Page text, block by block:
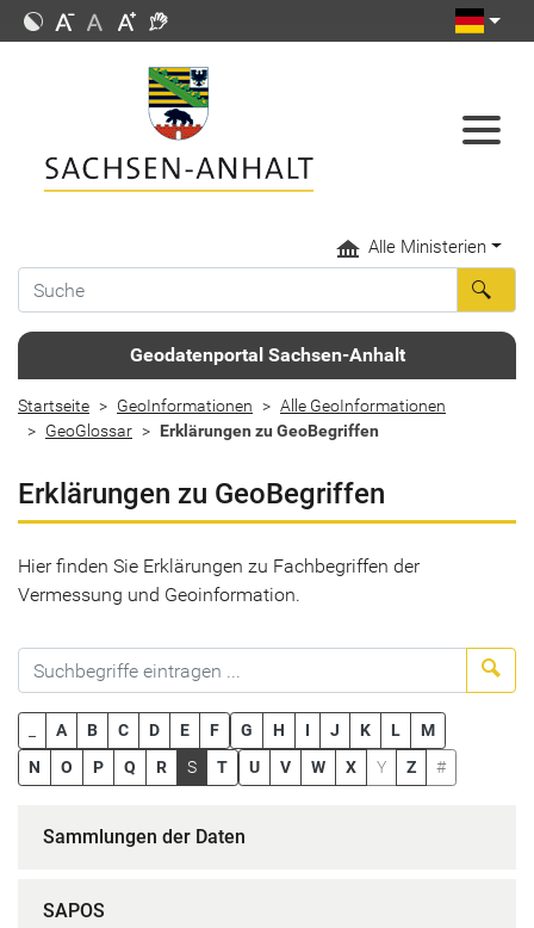
Alle Ministerien
Geodatenportal Sachsen-Anhalt
Startseite GeoInformationen
Alle GeoInformationen
GeoGlossar
Erklärungen zu GeoBegriffen
Erklärungen zu GeoBegriffen
Hier finden Sie Erklärungen zu Fachbegriffen der
Vermessung und Geoinformation.
A B C D E F G H I J K L
M
N
O P Q R S T U V W X Y Z #
Sammlungen der Daten
SAPOS